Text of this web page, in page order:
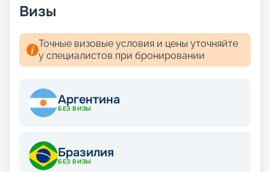
Визы
Точные визовые условия и цены уточняйте
у специалистов при бронировании
Аргентина
БЕЗ ВИЗЫ
Бразилия
БЕЗ ВИЗЫ